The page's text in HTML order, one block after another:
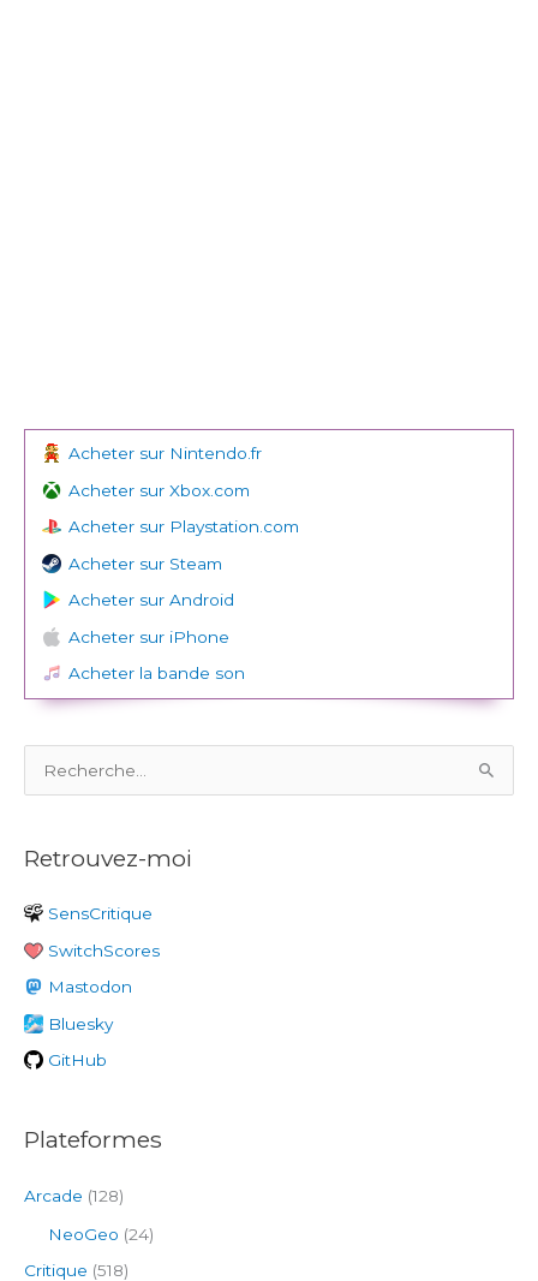
Acheter sur Nintendo.fr
Acheter sur Xbox.com
Acheter sur Playstation.com
Acheter sur Steam
Acheter sur Android
Acheter sur iPhone
Acheter la bande son
e
h
r
c
h
e
r
Retrouvez-moi
SensCritique
SwitchScores
Mastodon
Bluesky
GitHub
Plateformes
Arcade (128)
NeoGeo (24)
Critique (518)